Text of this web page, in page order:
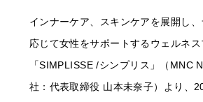
インナーケア、スキンケアを展開し
応じて女性をサポートするウェルネス
「SIMPLISSE /シンプリス」（MNC
社：代表取締役 山本未奈子）より、